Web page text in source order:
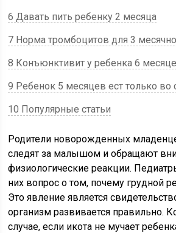
6 Давать пить ребенку 2 месяца
7 Норма тромбоцитов для 3
8 Конъюнктивит у ребенка 6
9 Ребенок 5 месяцев ест только во
10 Популярные статьи
Родители новорожденных
следят за малышом и обращают
физиологические реакции.
них вопрос о том, почему грудной
Это явление является
организм развивается правильно.
случае, если икота не мучает